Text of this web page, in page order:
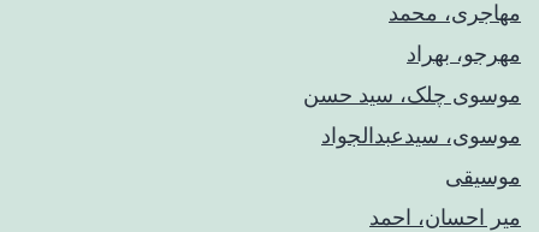
مهاجری، محمد
مهرجو، بهراد
موسوی چلک، سید حسن
موسوی، سیدعبدالجواد
موسیقی
میر احسان، احمد